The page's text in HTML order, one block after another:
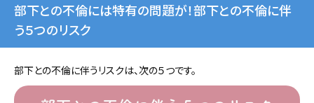
部下との不倫には特有の問題が！部下との不倫に伴
う５つのリスク
部下との不倫に伴うリスクは、次の５つです。